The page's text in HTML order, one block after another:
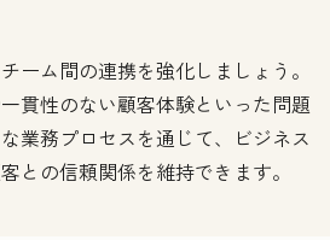
ーム間の連携を強化しましょう。
貫性のない顧客体験といった問題
業務プロセスを通じて、ビジネス
との信頼関係を維持できます。